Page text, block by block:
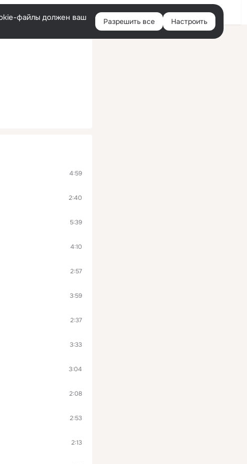
Войти
файлы должен ваш
Разрешить все Настроить
4:59
2:40
5:39
4:10
2:57
3:59
2:37
3:33
3:04
2:08
2:53
2:13